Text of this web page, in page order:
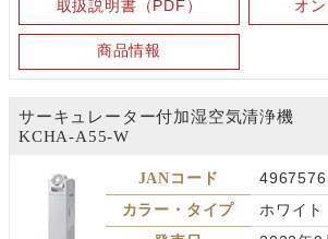
取扱説明書（PDF） オ
商品情報
サーキュレーター付加湿空気清浄機
KCHA-A55-W
JANコード
カラー・タイプ
ホワイト